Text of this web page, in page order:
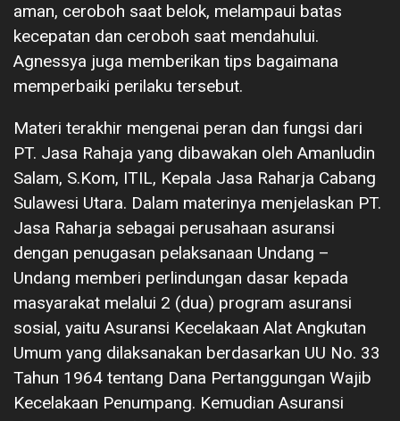
aman, ceroboh saat belok, melampaui batas
kecepatan dan ceroboh saat mendahului.
Agnessya juga memberikan tips bagaimana
memperbaiki perilaku tersebut.
Materi terakhir mengenai peran dan fungsi dari
PT. Jasa Rahaja yang dibawakan oleh Amanludin
Salam, S.Kom, ITIL, Kepala Jasa Raharja Cabang
Sulawesi Utara. Dalam materinya menjelaskan PT.
Jasa Raharja sebagai perusahaan asuransi
dengan penugasan pelaksanaan Undang –
Undang memberi perlindungan dasar kepada
masyarakat melalui 2 (dua) program asuransi
sosial, yaitu Asuransi Kecelakaan Alat Angkutan
Umum yang dilaksanakan berdasarkan UU No. 33
Tahun 1964 tentang Dana Pertanggungan Wajib
Kecelakaan Penumpang. Kemudian Asuransi